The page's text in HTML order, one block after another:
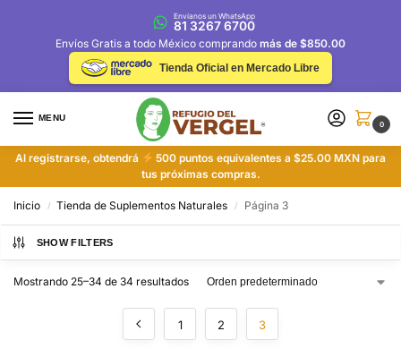
Envíanos un WhatsApp
81 3267 6700
Envíos Gratis a todo México comprando más de $850.00
Tienda Oficial en Mercado Libre
MENU
0
Al registrarse, obtendrá
500 puntos equivalentes a $25.00 MXN para
tus próximas compras.
Inicio / Tienda de Suplementos Naturales / Página 3
SHOW FILTERS
Mostrando 25–34 de 34 resultados
1 2 3